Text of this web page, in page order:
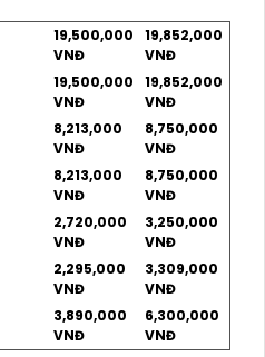
19,500,000
VNĐ
19,852,000
VNĐ
19,500,000
VNĐ
19,852,000
VNĐ
8,213,000
VNĐ
8,750,000
VNĐ
8,213,000
VNĐ
8,750,000
VNĐ
2,720,000
VNĐ
3,250,000
VNĐ
2,295,000
VNĐ
3,309,000
VNĐ
3,890,000
VNĐ
6,300,000
VNĐ